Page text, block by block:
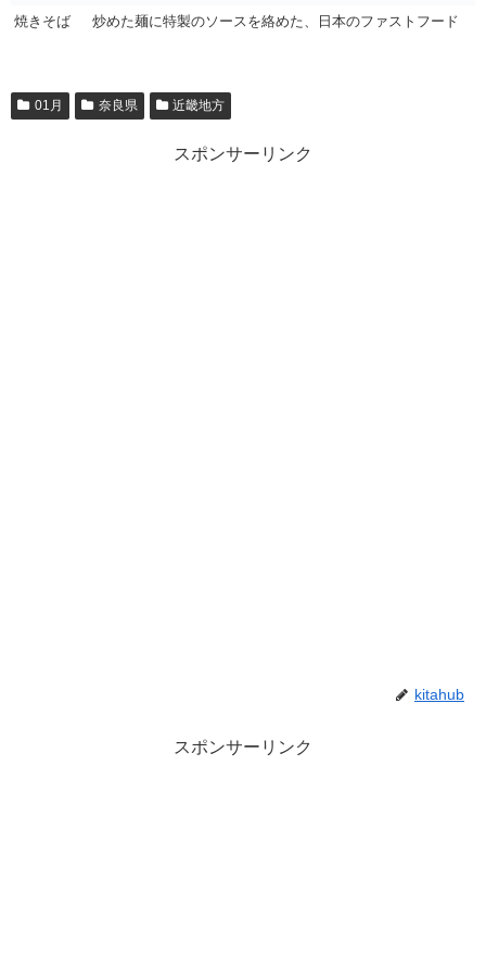
焼きそば
炒めた麺に特製のソースを絡めた、日本のファストフード
01月 奈良県 近畿地方
スポンサーリンク
kitahub
スポンサーリンク